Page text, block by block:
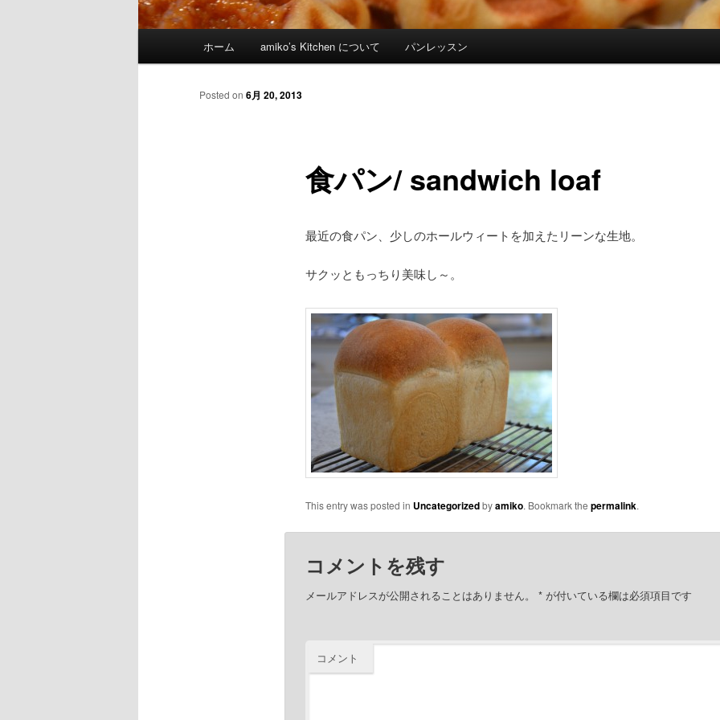
Skip to primary content
Skip to secondary content
ホーム amiko’s Kitchen について パンレッスン
食パン/ sandwich loaf
Posted on 6月 20, 2013
最近の食パン、少しのホールウィートを加えたリーンな生地。
サクッともっちり美味し～。
This entry was posted in Uncategorizedbyamiko. Bookmark the permalink.
コメントを残す
メールアドレスが公開されることはありません。 *が付いている欄は必須項目です
コメント